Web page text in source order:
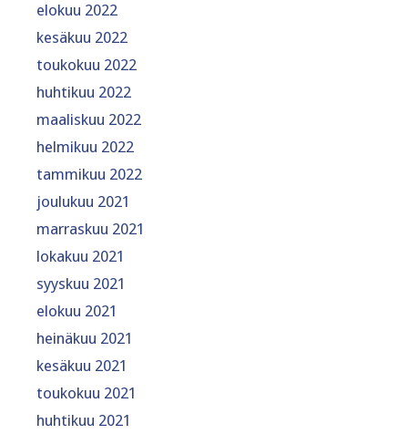
elokuu 2022
kesäkuu 2022
toukokuu 2022
huhtikuu 2022
maaliskuu 2022
helmikuu 2022
tammikuu 2022
joulukuu 2021
marraskuu 2021
lokakuu 2021
syyskuu 2021
elokuu 2021
heinäkuu 2021
kesäkuu 2021
toukokuu 2021
huhtikuu 2021